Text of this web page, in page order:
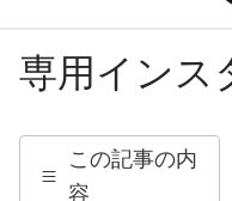
専用インス
この記事の内
容